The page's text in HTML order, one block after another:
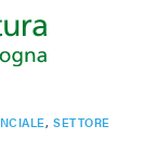
,SETTORE